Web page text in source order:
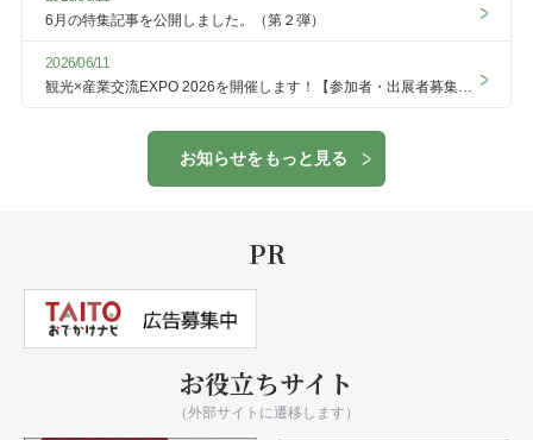
6月の特集記事を公開しました。（第２弾）
2026/06/11
観光×産業交流EXPO 2026を開催します！【参加者・出展者募集】
お知らせをもっと見る
PR
お役立ちサイト
（外部サイトに遷移します）